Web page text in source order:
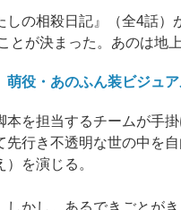
の相殺日記』（全4話）
とが決まった。あのは地
萌役・あのふん装ビジュ
を担当するチームが手
行き不透明な世の中を
を演じる。
かし、あるできごとが